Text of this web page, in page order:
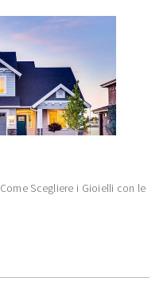
Come Scegliere i Gioielli con le